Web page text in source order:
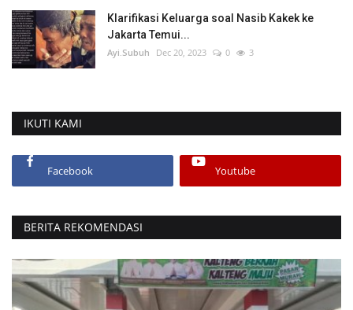
Klarifikasi Keluarga soal Nasib Kakek ke
Jakarta Temui...
Ayi.Subuh Dec 20, 2023 0 3
IKUTI KAMI
Facebook Youtube
BERITA REKOMENDASI